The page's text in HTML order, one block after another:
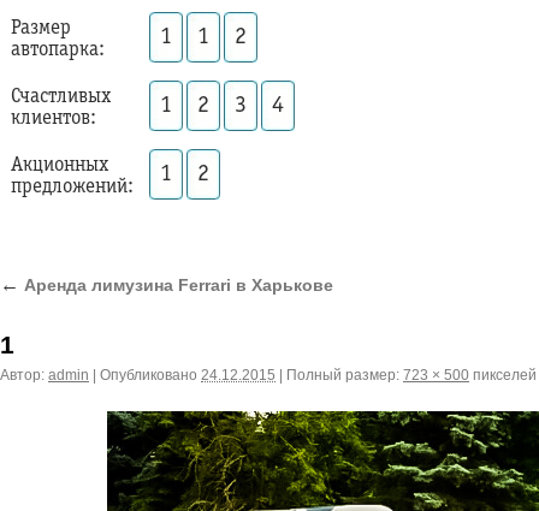
Размер
автопарка:
1 1 2
Счастливых
клиентов:
1 2 3 4
Акционных
предложений:
1 2
← Аренда лимузина Ferrari в Харькове
1
Автор: admin Опубликовано 24.12.2015 Полный размер: 723 × 500 пикселей